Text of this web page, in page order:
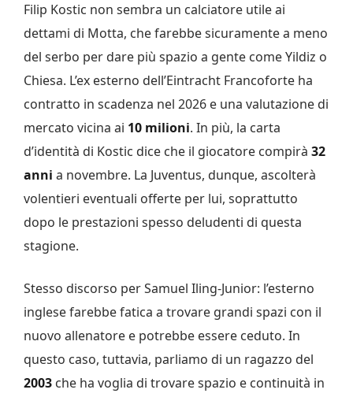
Filip Kostic non sembra un calciatore utile ai
dettami di Motta, che farebbe sicuramente a meno
del serbo per dare più spazio a gente come Yildiz o
Chiesa. L’ex esterno dell’Eintracht Francoforte ha
contratto in scadenza nel 2026 e una valutazione di
mercato vicina ai 10 milioni. In più, la carta
d’identità di Kostic dice che il giocatore compirà 32
anni a novembre. La Juventus, dunque, ascolterà
volentieri eventuali offerte per lui, soprattutto
dopo le prestazioni spesso deludenti di questa
stagione.
Stesso discorso per Samuel Iling-Junior: l’esterno
inglese farebbe fatica a trovare grandi spazi con il
nuovo allenatore e potrebbe essere ceduto. In
questo caso, tuttavia, parliamo di un ragazzo del
2003 che ha voglia di trovare spazio e continuità in